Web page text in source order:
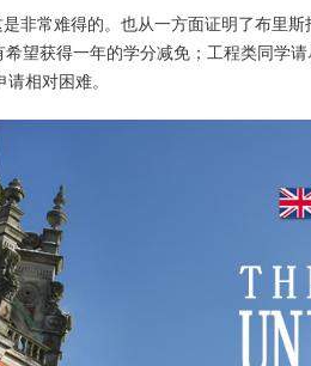
非常难得的。也从一方面证明了布里
望获得一年的学分减免；工程类同学
相对困难。